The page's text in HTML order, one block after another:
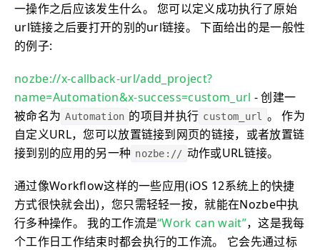
一操作之后应该发生什么。 您可以定义成功执行了原始
url链接之后要打开的别的url链接。 下面给出的是一般性
的例子:
nozbe://x-callback-url/add_project?
name=Automation&x-success=custom_url - 创建一
被命名为 Automation 的项目并执行 custom_url
。 作为
自定义URL，您可以放置链接到网页的链接，或者放置链
接到别的应用的另一种 nozbe:// 动作或URL链接。
通过像Workflow这样的一些应用(iOS 12系统上的快捷
方式很快就会出)，您只需轻轻一按，就能在Nozbe中执
行多种操作。 我的工作流是“Work can wait”，这是我每
个工作日工作结束时都会执行的工作流。 它会先通过标